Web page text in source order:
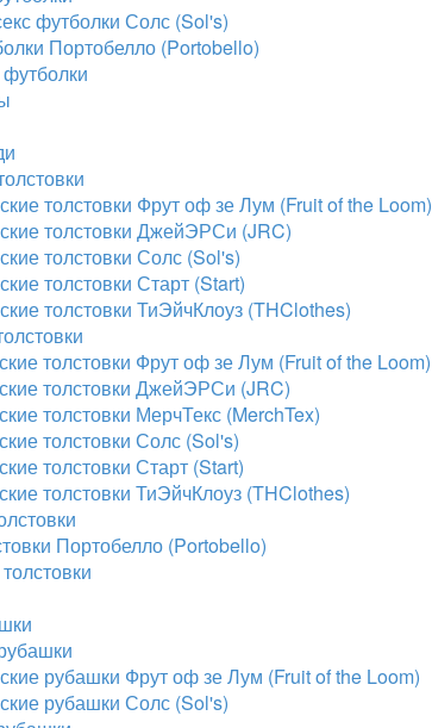
футболки Солс (Sol's)
Портобелло (Portobello)
толстовки Фрут оф зе Лум (Fruit of the Loom)
толстовки ДжейЭРСи (JRC)
толстовки Солс (Sol's)
толстовки Старт (Start)
толстовки ТиЭйчКлоуз (THClothes)
толстовки Фрут оф зе Лум (Fruit of the Loom)
толстовки ДжейЭРСи (JRC)
толстовки МерчТекс (MerchTex)
толстовки Солс (Sol's)
толстовки Старт (Start)
толстовки ТиЭйчКлоуз (THClothes)
Портобелло (Portobello)
рубашки Фрут оф зе Лум (Fruit of the Loom)
рубашки Солс (Sol's)